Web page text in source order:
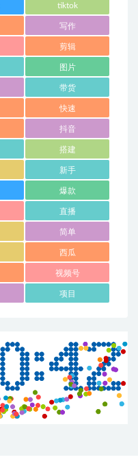
tiktok
写作
剪辑
图片
带货
快速
抖音
搭建
新手
爆款
直播
简单
西瓜
视频号
项目